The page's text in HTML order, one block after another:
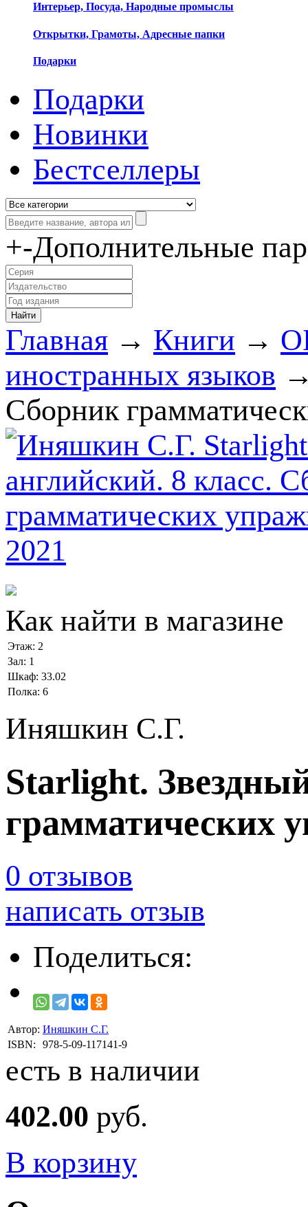
Интерьер, Посуда, Народные промыслы
Открытки, Грамоты, Адресные папки
Подарки
Подарки
Новинки
Бестселлеры
+-Дополнительные
Главная → Книги →
иностранных языков
Сборник
Как найти в магазине
Этаж: 2
Зал: 1
Шкаф: 33.02
Полка: 6
Иняшкин С.Г.
Starlight.
грамматических
0 отзывов
написать отзыв
Поделиться:
Автор: Иняшкин С.Г.
ISBN:
978-5-09-117141-9
есть в наличии
402.00 руб.
В корзину